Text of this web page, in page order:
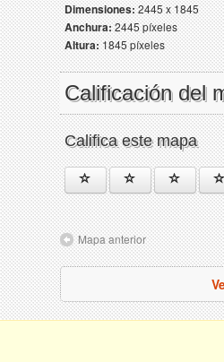
Dimensiones:2445 x 1845
Anchura:2445 píxeles
Altura:1845 píxeles
Calificación del
Califica este mapa
Mapa anterior